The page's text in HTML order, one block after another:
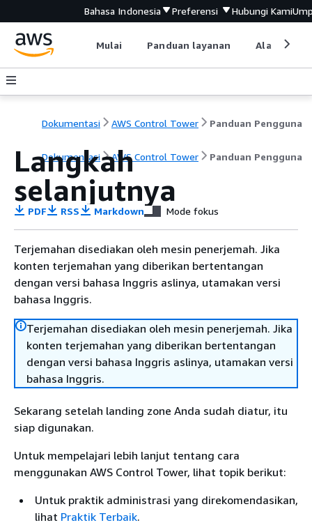
Bahasa Indonesia Preferensi Hubungi Kami
Mulai Panduan layanan Alat
Dokumentasi AWS Control Tower Panduan Pengguna
Dokumentasi AWS Control Tower Panduan Pengguna
Langkah
selanjutnya
PDF RSS Markdown Mode fokus
Terjemahan disediakan oleh mesin penerjemah. Jika
konten terjemahan yang diberikan bertentangan
dengan versi bahasa Inggris aslinya, utamakan versi
bahasa Inggris.
Terjemahan disediakan oleh mesin penerjemah. Jika
konten terjemahan yang diberikan bertentangan
dengan versi bahasa Inggris aslinya, utamakan versi
bahasa Inggris.
Sekarang setelah landing zone Anda sudah diatur, itu
siap digunakan.
Untuk mempelajari lebih lanjut tentang cara
menggunakan AWS Control Tower, lihat topik berikut:
Untuk praktik administrasi yang direkomendasikan,
lihat Praktik Terbaik.